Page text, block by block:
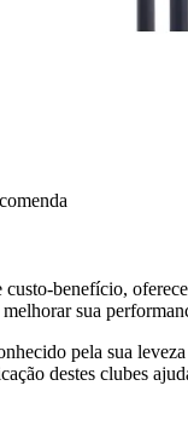
benefício,
sua
pela sua
destes clubes